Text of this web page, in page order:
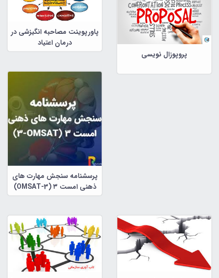
پروپوزال نویسی
پاورپوینت مصاحبه انگیزشی در
درمان اعتیاد
پرسشنامه سنجش مهارت های
ذهنی امست ۳ (OMSAT-3)